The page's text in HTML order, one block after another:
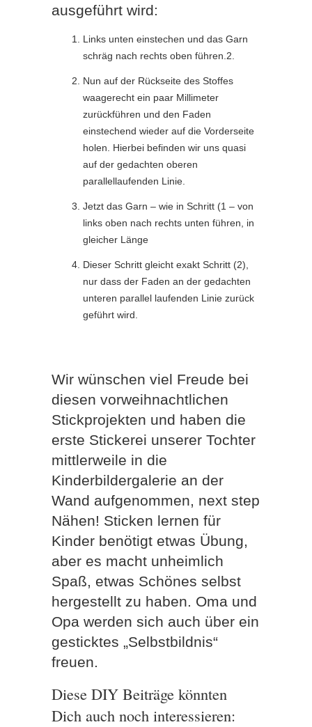
ausgeführt wird:
Links unten einstechen und das Garn
schräg nach rechts oben führen.2.
Nun auf der Rückseite des Stoffes
waagerecht ein paar Millimeter
zurückführen und den Faden
einstechend wieder auf die Vorderseite
holen. Hierbei befinden wir uns quasi
auf der gedachten oberen
parallellaufenden Linie.
Jetzt das Garn – wie in Schritt (1 – von
links oben nach rechts unten führen, in
gleicher Länge
Dieser Schritt gleicht exakt Schritt (2),
nur dass der Faden an der gedachten
unteren parallel laufenden Linie zurück
geführt wird.
Wir wünschen viel Freude bei
diesen vorweihnachtlichen
Stickprojekten und haben die
erste Stickerei unserer Tochter
mittlerweile in die
Kinderbildergalerie an der
Wand aufgenommen, next step
Nähen! Sticken lernen für
Kinder benötigt etwas Übung,
aber es macht unheimlich
Spaß, etwas Schönes selbst
hergestellt zu haben. Oma und
Opa werden sich auch über ein
gesticktes „Selbstbildnis“
freuen.
Diese DIY Beiträge könnten
Dich auch noch interessieren: